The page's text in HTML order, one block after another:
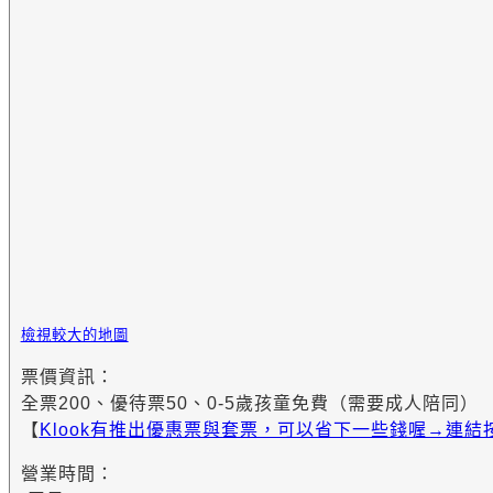
檢視較大的地圖
票價資訊：
全票200、優待票50、0-5歲孩童免費（需要成人陪同）
【 Klook有推出優惠票與套票，可以省下一些錢喔→連結
營業時間：